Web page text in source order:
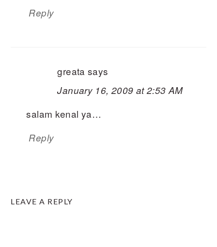
Reply
greata says
January 16, 2009 at 2:53 AM
salam kenal ya…
Reply
LEAVE A REPLY